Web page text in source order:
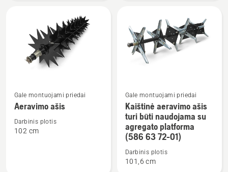
Žiūrėti
daugiau
detalių
apie
Gale montuojami priedai
Aeravimo ašis
Darbinis plotis
102 cm
Žiūrėti
daugiau
detalių
apie
aeravimo
Gale montuojami priedai
Kaištinė aeravimo ašis
turi būti naudojama su
agregato platforma
(586 63 72-01)
Darbinis plotis
101,6 cm